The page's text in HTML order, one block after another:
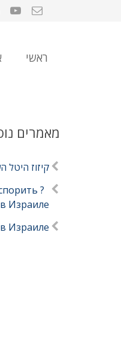
ראשי
מאמרים
קיזוז היטל
Израиле
Израиле